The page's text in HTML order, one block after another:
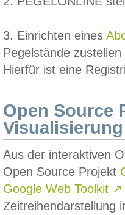
3. Einrichten eines
Pegelstände
Hierfür ist eine
Open Source
Visualisierung
Aus der interaktiven
Open Source Projekt
Google Web Toolkit ↗
Zeitreihendarstellung